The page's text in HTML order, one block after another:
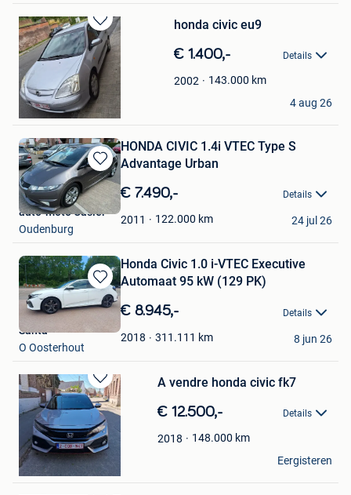
Bewaren
in
Mijn
Favorieten
honda civic eu9
€ 1.400,- Details
2002 143.000 km
Jordan Vtec
Frameries
4 aug 26
Bewaren
in
Mijn
Favorieten
HONDA CIVIC 1.4i VTEC Type S
Advantage Urban
€ 7.490,- Details
2011 122.000 km
auto-moto Casier
Oudenburg
24 jul 26
Bewaren
in
Favorieten
Honda Civic 1.0 i-VTEC Executive
Automaat 95 kW (129 PK)
€ 8.945,- Details
2018 311.111 km
Santa
O Oosterhout
8 jun 26
Bewaren
in
Mijn
Favorieten
A vendre honda civic fk7
€ 12.500,- Details
2018 148.000 km
sylvain
Jurbise
Eergisteren